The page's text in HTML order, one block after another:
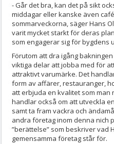
- Går det bra, kan det på sikt
middagar eller kanske även
sommarveckorna, säger Hans
varit mycket starkt för deras
som engagerar sig för bygdens
Förutom att dra igång
viktiga delar att jobba med för
attraktivt varumärke. Det
form av affärer, restauranger,
att erbjuda en kvalitet som man
handlar också om att utveckla
samt ta fram vackra och
andra företag inom denna nich
”berättelse” som beskriver vad
gemensamma företag står för.